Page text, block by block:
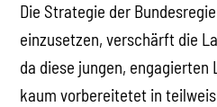
Die Strategie der
einzusetzen, verschärft die
da diese jungen,
kaum vorbereitetet in